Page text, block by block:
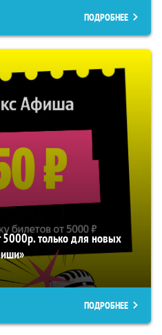
ПОДРОБНЕЕ
5000р. только для новых
ПОДРОБНЕЕ